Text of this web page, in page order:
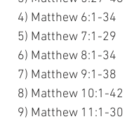
4) Matthew 6:1-34
5) Matthew 7:1-29
6) Matthew 8:1-34
7) Matthew 9:1-38
8) Matthew 10:1-42
9) Matthew 11:1-30